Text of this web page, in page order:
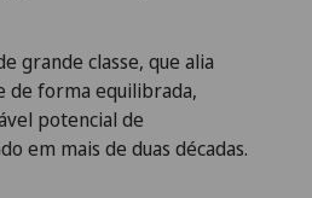
grande classe, que alia
de forma equilibrada,
potencial de
em mais de duas décadas.